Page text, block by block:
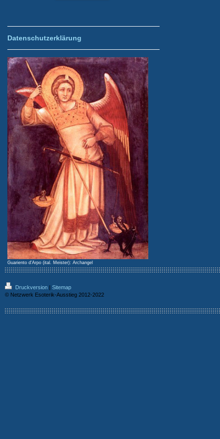
Datenschutzerklärung
Guariento d'Arpo (ital. Meister): Archangel
Druckversion | Sitemap
© Netzwerk Esoterik-Ausstieg 2012-2022